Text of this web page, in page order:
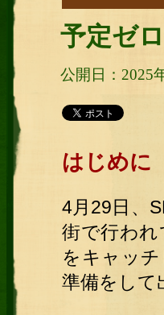
予定ゼ
公開日：2025
はじめに
4月29日、
街で行わ
をキャッ
準備をして